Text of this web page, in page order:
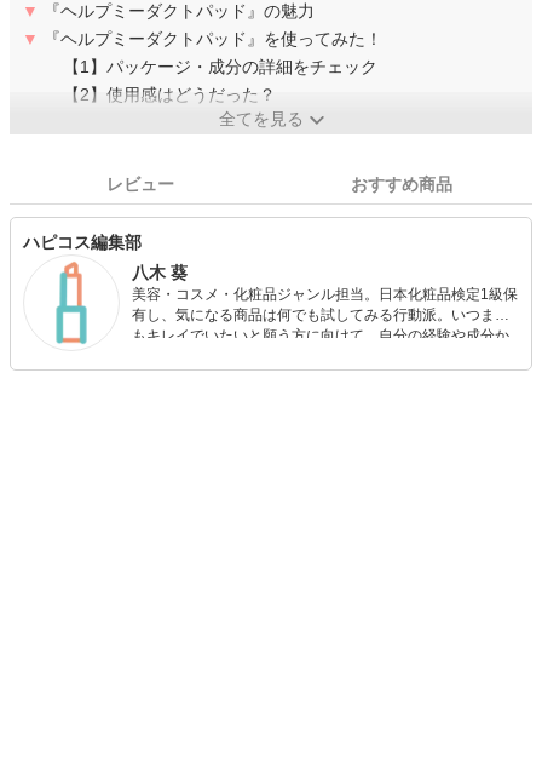
▼
『ヘルプミーダクトパッド』の魅力
▼
『ヘルプミーダクトパッド』を使ってみた！
【1】パッケージ・成分の詳細をチェック
【2】使用感はどうだった？
全てを見る
レビュー おすすめ商品
ハピコス編集部
八木 葵
美容・コスメ・化粧品ジャンル担当。日本化粧品検定1級保
有し、気になる商品は何でも試してみる行動派。いつまで
もキレイでいたいと願う方に向けて、自分の経験や成分か